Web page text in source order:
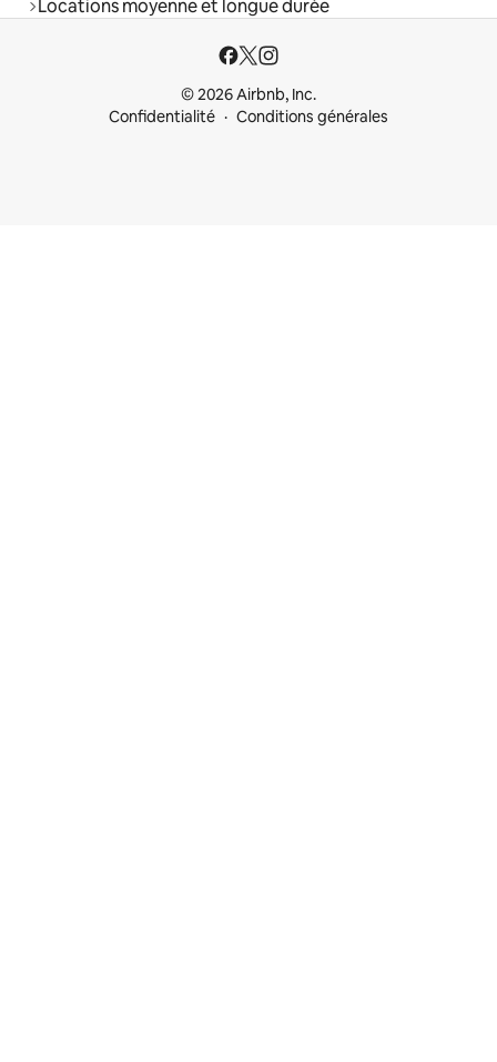
Locations moyenne et longue durée
© 2026 Airbnb, Inc.
Confidentialité
Conditions générales